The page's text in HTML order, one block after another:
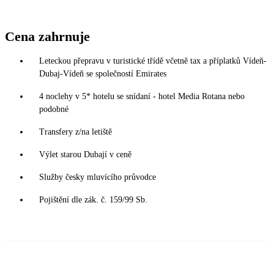
Cena zahrnuje
Leteckou přepravu v turistické třídě včetně tax a příplatků Vídeň-
Dubaj-Vídeň se společností Emirates
4 noclehy v 5* hotelu se snídaní - hotel Media Rotana nebo
podobné
Transfery z/na letiště
Výlet starou Dubají v ceně
Služby česky mluvícího průvodce
Pojištění dle zák. č. 159/99 Sb.